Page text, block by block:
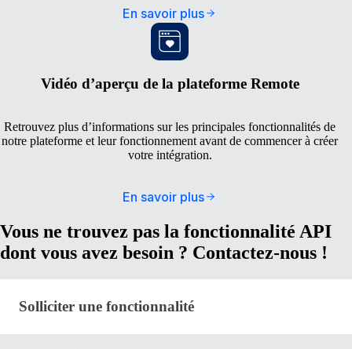
En savoir plus
Vidéo d’aperçu de la plateforme Remote
Retrouvez plus d’informations sur les principales fonctionnalités de
notre plateforme et leur fonctionnement avant de commencer à créer
votre intégration.
En savoir plus
Vous ne trouvez pas la fonctionnalité API
dont vous avez besoin ? Contactez-nous !
Solliciter une fonctionnalité · remote-api-developer-
Solliciter une fonctionnalité